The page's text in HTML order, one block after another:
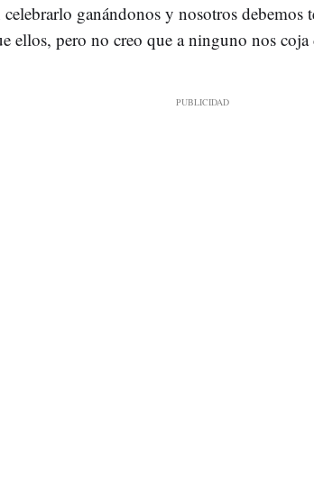
ganándonos y nosotros debemos
ellos, pero no creo que a ninguno nos coja